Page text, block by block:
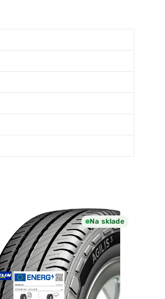
Na sklade